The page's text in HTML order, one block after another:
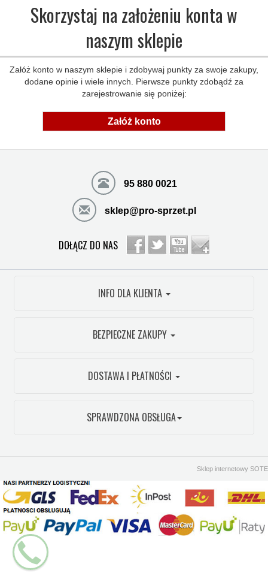
Skorzystaj na założeniu konta w
naszym sklepie
Załóż konto w naszym sklepie i zdobywaj punkty za swoje zakupy,
dodane opinie i wiele innych. Pierwsze punkty zdobądź za
zarejestrowanie się poniżej:
Załóż konto
95 880 0021
sklep@pro-sprzet.pl
DOŁĄCZ DO NAS
INFO DLA KLIENTA
BEZPIECZNE ZAKUPY
DOSTAWA I PŁATNOŚCI
SPRAWDZONA OBSŁUGA
Sklep internetowy SOTE